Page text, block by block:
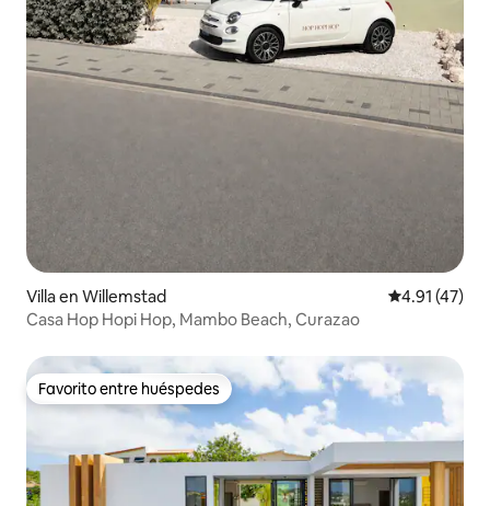
Villa en Willemstad Calificación
4.91 (47)
Casa Hop Hopi Hop, Mambo Beach, Curazao
Favorito entre huéspedes
Favorito entre huéspedes